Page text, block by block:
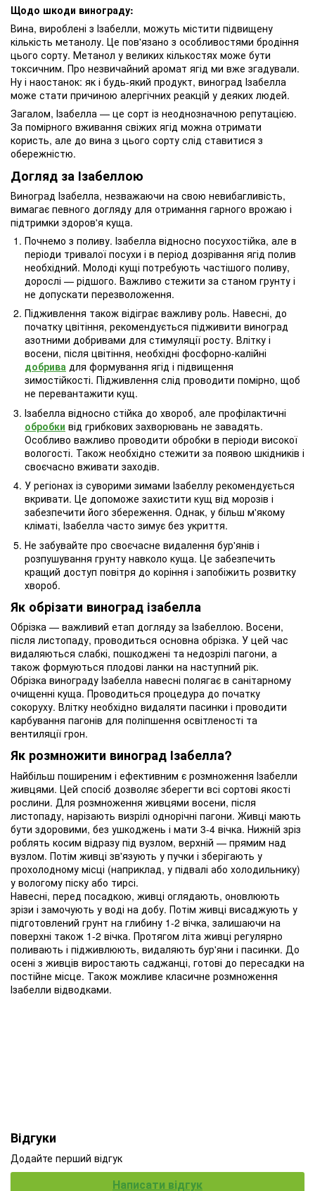
Щодо шкоди винограду:
Вина, вироблені з Ізабелли, можуть містити підвищену
кількість метанолу. Це пов'язано з особливостями бродіння
цього сорту. Метанол у великих кількостях може бути
токсичним. Про незвичайний аромат ягід ми вже згадували.
Ну і наостанок: як і будь-який продукт, виноград Ізабелла
може стати причиною алергічних реакцій у деяких людей.
Загалом, Ізабелла — це сорт із неоднозначною репутацією.
За помірного вживання свіжих ягід можна отримати
користь, але до вина з цього сорту слід ставитися з
обережністю.
Догляд за Ізабеллою
Виноград Ізабелла, незважаючи на свою невибагливість,
вимагає певного догляду для отримання гарного врожаю і
підтримки здоров'я куща.
Почнемо з поливу. Ізабелла відносно посухостійка, але в
періоди тривалої посухи і в період дозрівання ягід полив
необхідний. Молоді кущі потребують частішого поливу,
дорослі — рідшого. Важливо стежити за станом грунту і
не допускати перезволоження.
Підживлення також відіграє важливу роль. Навесні, до
початку цвітіння, рекомендується підживити виноград
азотними добривами для стимуляції росту. Влітку і
восени, після цвітіння, необхідні фосфорно-калійні
добрива для формування ягід і підвищення
зимостійкості. Підживлення слід проводити помірно, щоб
не перевантажити кущ.
Ізабелла відносно стійка до хвороб, але профілактичні
обробки від грибкових захворювань не завадять.
Особливо важливо проводити обробки в періоди високої
вологості. Також необхідно стежити за появою шкідників і
своєчасно вживати заходів.
У регіонах із суворими зимами Ізабеллу рекомендується
вкривати. Це допоможе захистити кущ від морозів і
забезпечити його збереження. Однак, у більш м'якому
кліматі, Ізабелла часто зимує без укриття.
Не забувайте про своєчасне видалення бур'янів і
розпушування грунту навколо куща. Це забезпечить
кращий доступ повітря до коріння і запобіжить розвитку
хвороб.
Як обрізати виноград ізабелла
Обрізка — важливий етап догляду за Ізабеллою. Восени,
після листопаду, проводиться основна обрізка. У цей час
видаляються слабкі, пошкоджені та недозрілі пагони, а
також формуються плодові ланки на наступний рік.
Обрізка винограду Ізабелла навесні полягає в санітарному
очищенні куща. Проводиться процедура до початку
сокоруху. Влітку необхідно видаляти пасинки і проводити
карбування пагонів для поліпшення освітленості та
вентиляції грон.
Як розмножити виноград Ізабелла?
Найбільш поширеним і ефективним є розмноження Ізабелли
живцями. Цей спосіб дозволяє зберегти всі сортові якості
рослини. Для розмноження живцями восени, після
листопаду, нарізають визрілі однорічні пагони. Живці мають
бути здоровими, без ушкоджень і мати 3-4 вічка. Нижній зріз
роблять косим відразу під вузлом, верхній — прямим над
вузлом. Потім живці зв'язують у пучки і зберігають у
прохолодному місці (наприклад, у підвалі або холодильнику)
у вологому піску або тирсі.
Навесні, перед посадкою, живці оглядають, оновлюють
зрізи і замочують у воді на добу. Потім живці висаджують у
підготовлений грунт на глибину 1-2 вічка, залишаючи на
поверхні також 1-2 вічка. Протягом літа живці регулярно
поливають і підживлюють, видаляють бур'яни і пасинки. До
осені з живців виростають саджанці, готові до пересадки на
постійне місце. Також можливе класичне розмноження
Ізабелли відводками.
Відгуки
Додайте перший відгук
Написати відгук